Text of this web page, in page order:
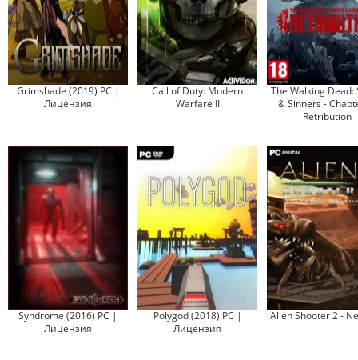
Grimshade (2019) PC |
Лицензия
Call of Duty: Modern
Warfare II
The Walking Dead:
& Sinners -
Retribution
Syndrome (2016) PC |
Лицензия
Polygod (2018) PC |
Лицензия
Alien Shooter 2 -